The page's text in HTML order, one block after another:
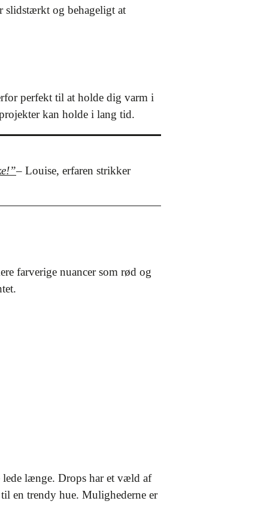
slidstærkt og behageligt at
perfekt til at holde dig varm i
kan holde i lang tid.
– Louise, erfaren strikker
farverige nuancer som rød og
længe. Drops har et væld af
en trendy hue. Mulighederne er